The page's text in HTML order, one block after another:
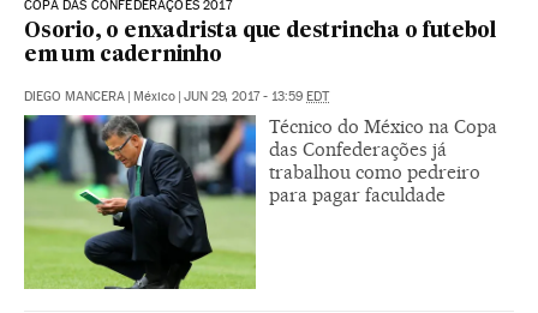
COPA DAS CONFEDERAÇÕES 2017
Osorio, o enxadrista que destrincha o futebol
em um caderninho
DIEGO MANCERA | México | JUN 29, 2017 - 13:59 EDT
Técnico do México na Copa
das Confederações já
trabalhou como pedreiro
para pagar faculdade